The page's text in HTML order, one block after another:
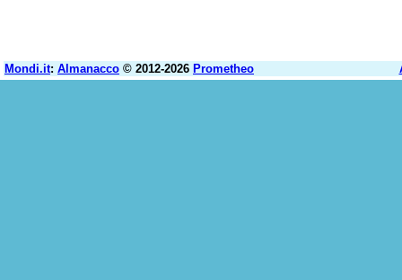
Mondi.it: Almanacco © 2012-2026 Prometheo